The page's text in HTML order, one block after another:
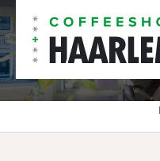
Keurmerk